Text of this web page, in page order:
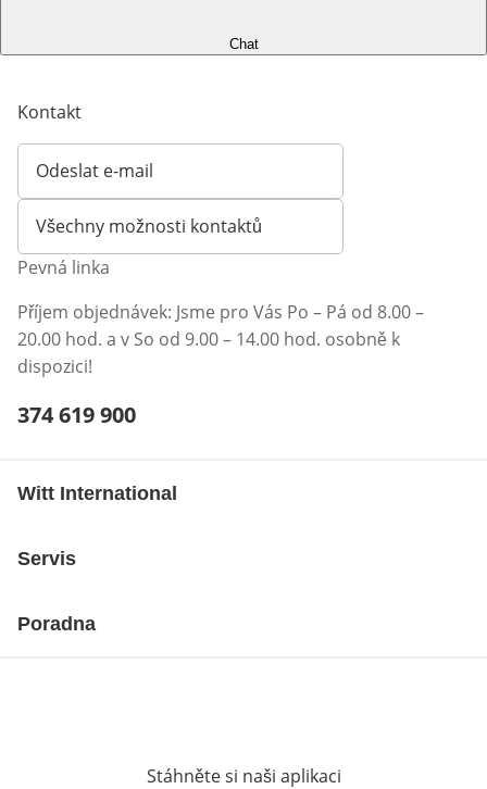
Chat
Kontakt
Odeslat e-mail
Otevírá e-mailového klienta
Všechny možnosti kontaktů
Pevná linka
Příjem objednávek: Jsme pro Vás Po – Pá od 8.00 –
20.00 hod. a v So od 9.00 – 14.00 hod. osobně k
dispozici!
Telefonní číslo:
374 619 900
Witt International
Servis
Poradna
Stáhněte si naši aplikaci